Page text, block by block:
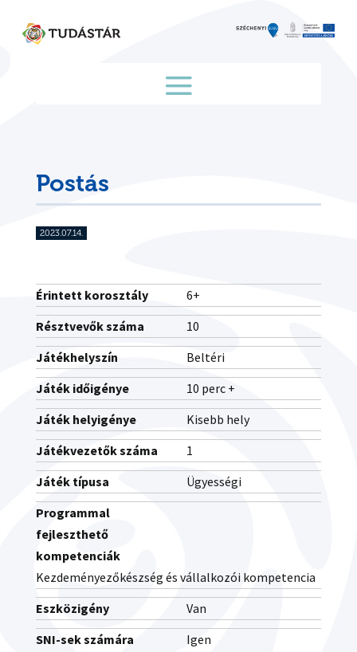
content
Postás
2023.07.14.
Érintett korosztály
6+
Résztvevők száma
10
Játékhelyszín
Beltéri
Játék időigénye
10 perc +
Játék helyigénye
Kisebb hely
Játékvezetők száma
1
Játék típusa
Ügyességi
Programmal
fejleszthető
kompetenciák
Kezdeményezőkészség és vállalkozói kompetencia
Eszközigény
Van
SNI-sek számára
Igen